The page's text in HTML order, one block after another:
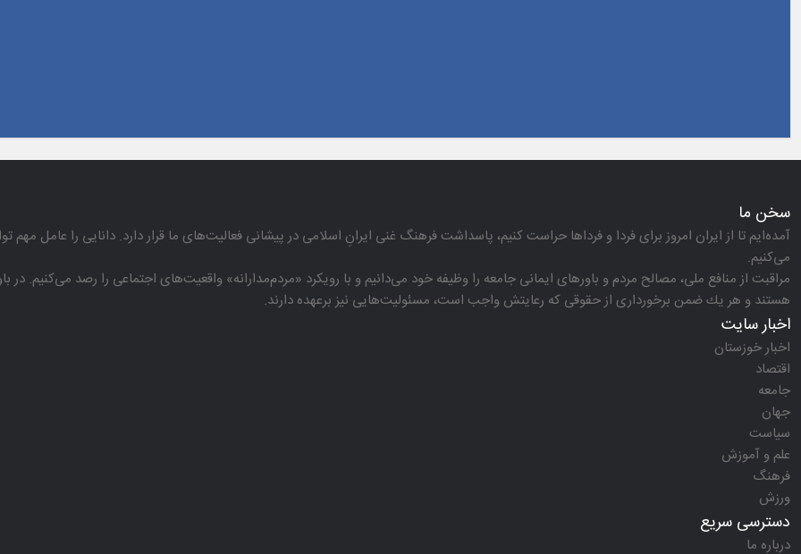
سخن ما
آمده‌ایم تا از ایران امروز برای فردا و فرداها حراست كنیم، پاسداشت فرهنگ غنی ایرانِ اسلامی در پیشانی فعالیت‌های ما قرار دارد. دانایی را عامل
می‌كنیم.
مراقبت از منافع ملی، مصالح مردم و باورهای ایمانی جامعه را وظیفه خود می‌دانیم و با رویكرد «مردم‌مدارانه‌» واقعیت‌های اجتماعی را رصد می‌كنیم.
هستند و هر یك ضمن برخورداری از حقوقی كه رعایتش واجب است، مسئولیت‌هایی نیز برعهده دارند.
اخبار سایت
اخبار خوزستان
اقتصاد
جامعه
جهان
سیاست
علم و آموزش
فرهنگ
ورزش
دسترسی سریع
درباره ما